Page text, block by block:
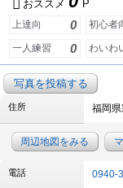
おススメ P
上達向 0 初心者
一人練習 0 わいわ
写真を投稿する
住所 福
周辺地図をみる
電話 0940-